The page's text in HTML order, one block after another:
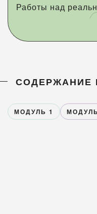
Работы над
СОДЕРЖАНИЕ
МОДУЛЬ 1